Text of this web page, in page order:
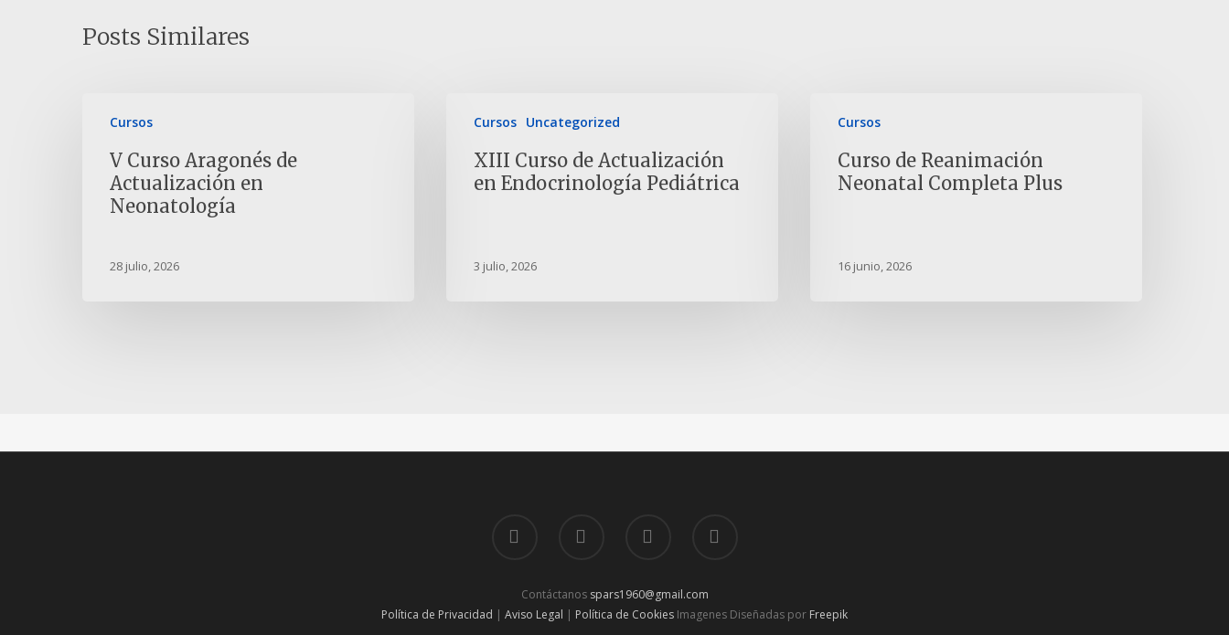
Posts Similares
Cursos
V Curso Aragonés de
Actualización en
Neonatología
28 julio, 2026
Cursos Uncategorized
XIII Curso de Actualización
en Endocrinología Pediátrica
3 julio, 2026
Cursos
Curso de Reanimación
Neonatal Completa Plus
16 junio, 2026
Contáctanos spars1960@gmail.com
Política de Privacidad | Aviso Legal | Política de Cookies Imagenes Diseñadas por Freepik